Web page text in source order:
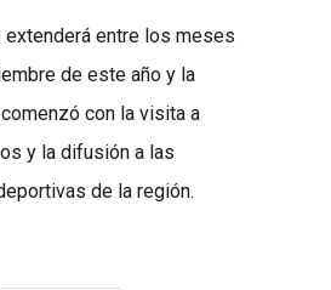
extenderá entre los meses
de este año y la
con la visita a
y la difusión a las
de la región.